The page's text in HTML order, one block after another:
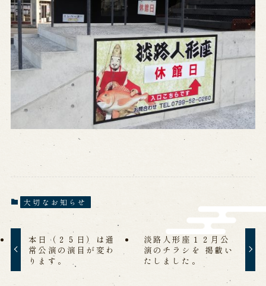
歴史
淡路島と国生み神話
淡路人形浄瑠璃の歴史
淡路人形独自の演目
淡路人形の広がり
南あわじ市の伝統芸能
ご利用案内
営業日時・料金
お問い合わせ
よくあるご質問
メールでお問い合わせ
お電話でお問い合わせ
大切なお知らせ
本日（２５日）は通
常公演の演目が変わ
ります。
淡路人形座１２月公
演のチラシを 掲載い
たしました。